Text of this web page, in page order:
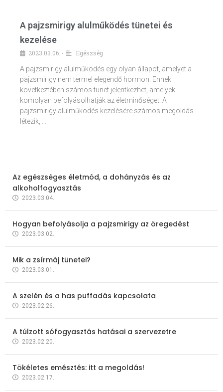
A pajzsmirigy alulműködés tünetei és
kezelése
2023.03.06. •
Egészség
A pajzsmirigy alulműködés egy olyan állapot, amelyet a
pajzsmirigy nem termel elegendő hormon. Ennek
következtében számos tünet jelentkezhet, amelyek
komolyan befolyásolhatják az életminőséget. A
pajzsmirigy alulműködés kezelésére számos megoldás
létezik, …
Az egészséges életmód, a dohányzás és az
alkoholfogyasztás
2023.03.04.
Hogyan befolyásolja a pajzsmirigy az öregedést
2023.03.02.
Mik a zsírmáj tünetei?
2023.03.01.
A szelén és a has puffadás kapcsolata
2023.02.26.
A túlzott sófogyasztás hatásai a szervezetre
2023.02.20.
Tökéletes emésztés: itt a megoldás!
2023.02.17.